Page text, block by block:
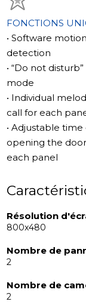
Fonctions
Le modèle SL-
détection de
non seulement
panneau, mais
mouvement.
car elle
remplir la
Le modèle
possède un slot
jusqu'à 128 Go,
fonctionnalités
d'espace pour
Ce modèle est
porte et caméras,
(720p, 1080p).
FONCTIONS
• Software motion
detection
• “Do not disturb”
mode
• Individual
call for each
• Adjustable time
opening the
each panel
Résolution
800x480
Nombre de
2
Nombre de
2